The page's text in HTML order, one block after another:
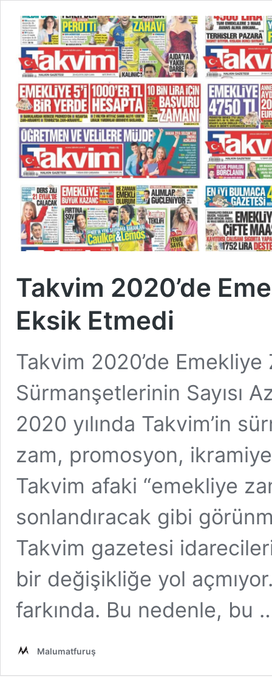
Takvim 2020’de
Eksik Etmedi
Takvim 2020’de
Sürmanşetlerinin Sayısı
2020 yılında Takvim’in
zam, promosyon,
Takvim afaki “emekliye
sonlandıracak gibi
Takvim gazetesi
bir değişikliğe yol
farkında. Bu nedenle, bu
Malumatfuruş